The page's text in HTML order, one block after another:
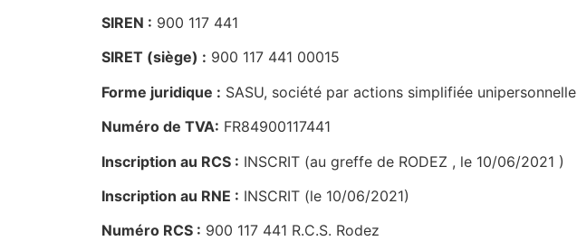
SIREN : 900 117 441
SIRET (siège) : 900 117 441 00015
Forme juridique : SASU, société par actions simplifiée unipersonnelle
Numéro de TVA: FR84900117441
Inscription au RCS : INSCRIT (au greffe de RODEZ , le 10/06/2021 )
Inscription au RNE : INSCRIT (le 10/06/2021)
Numéro RCS : 900 117 441 R.C.S. Rodez